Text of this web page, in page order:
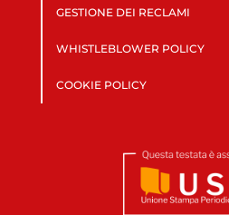
GESTIONE DEI RECLAMI
WHISTLEBLOWER POLICY
COOKIE POLICY